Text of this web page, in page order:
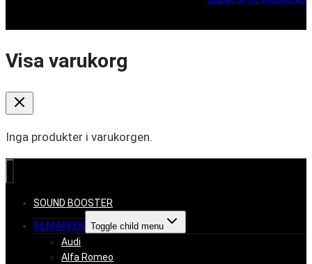
Visa varukorg
Inga produkter i varukorgen.
SOUND BOOSTER
BILMÄRKEN Toggle child menu
Audi
Alfa Romeo